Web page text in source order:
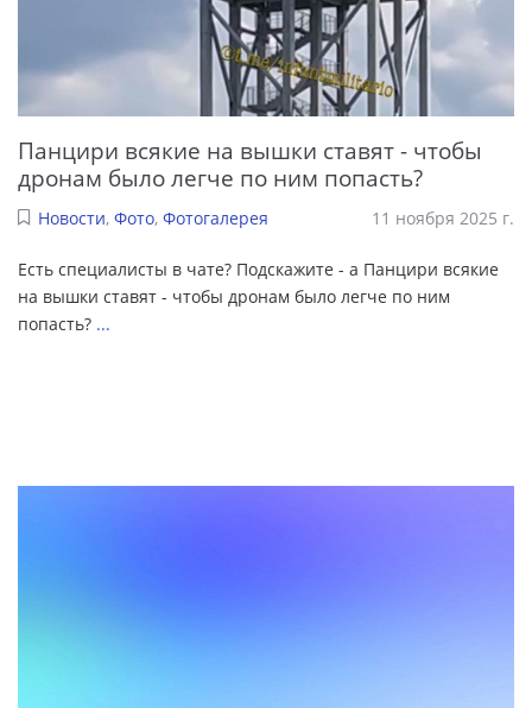
Панцири всякие на вышки ставят - чтобы
дронам было легче по ним попасть?
Новости, Фото, Фотогалерея 11 ноября 2025 г.
Есть специалисты в чате? Подскажите - а Панцири всякие
на вышки ставят - чтобы дронам было легче по ним
попасть? ...